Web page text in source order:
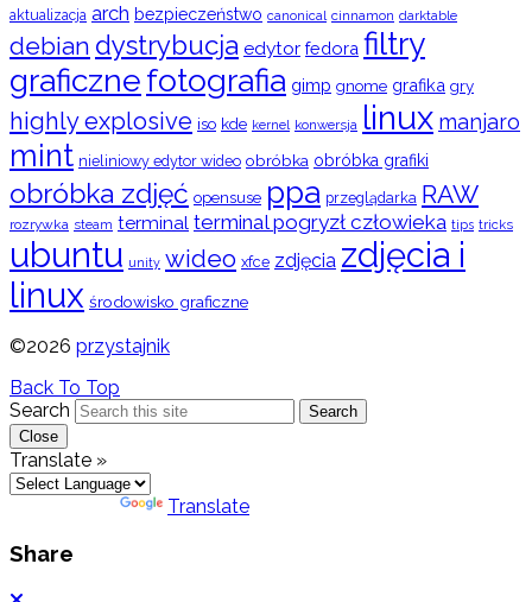
aktualizacja arch bezpieczeństwo canonical cinnamon darktable
debian dystrybucja edytor fedora filtry
graficznefotografia gimp gnome grafika gry
highly explosive iso kde kernel konwersja linux manjaro
mint nieliniowy edytor wideo obróbka obróbka grafiki
obróbka zdjęć opensuse ppa przeglądarka RAW
rozrywka steam terminal terminal pogryzł człowieka tips tricks
ubuntu unity wideo xfce zdjęcia zdjęcia i
linux środowisko graficzne
©2026 przystajnik
Back To Top
Search
Search
Close
Translate »
Translate
Share